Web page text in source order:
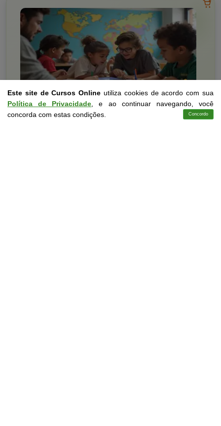
Este site de Cursos Online utiliza cookies de acordo com sua
Política de Privacidade , e ao continuar navegando, você
concorda com estas condições.
Concordo
Contato Cursos Login